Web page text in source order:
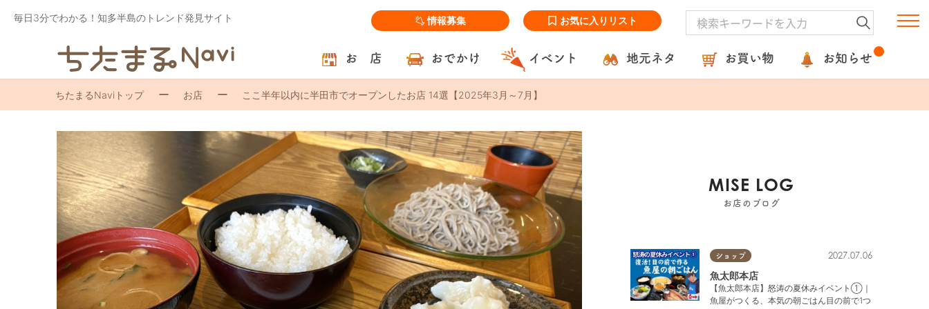
毎日3分でわかる！知多半島のトレンド発見サイト 情報募集 お気に入りリスト
お 店 おでかけ イベント 地元ネタ お買い物 お知らせ
ちたまるNaviトップ お店 ここ半年以内に半田市でオープンしたお店 14選【2025年3月～7月】
MISE LOG
お店のブログ
ショップ 2027.07.06
魚太郎本店
【魚太郎本店】怒涛の夏休みイベント①｜
魚屋がつくる、本気の朝ごはん目の前で1つ